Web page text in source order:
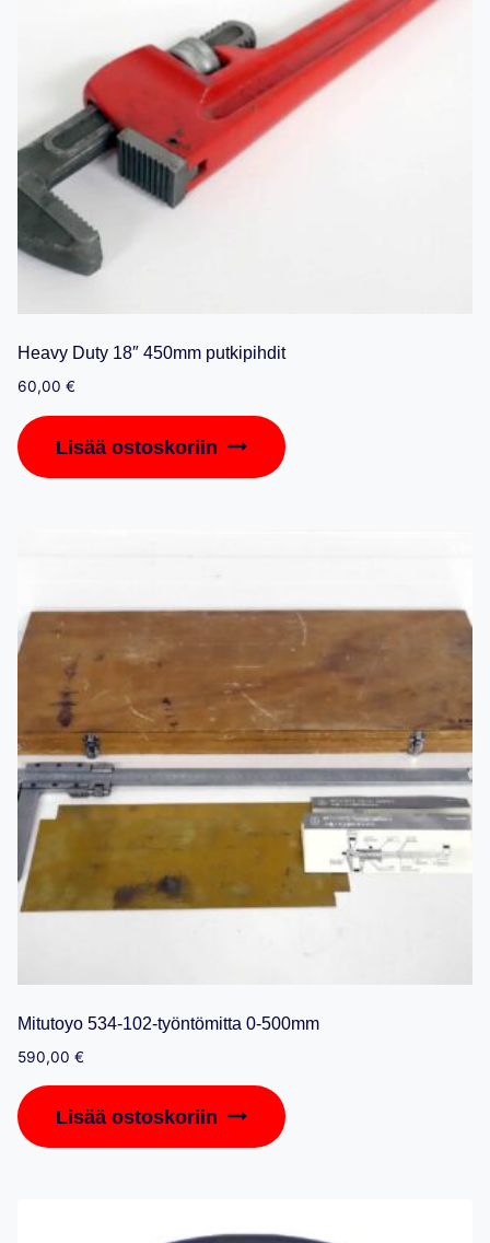
Heavy Duty 18″ 450mm putkipihdit
60,00 €
Lisää ostoskoriin
Mitutoyo 534-102-työntömitta 0-500mm
590,00 €
Lisää ostoskoriin